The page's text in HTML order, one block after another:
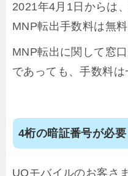
2021年4月1日からは
MNP転出手数料は無
MNP転出に関して窓
であっても、手数料は
4桁の暗証番号が必要
UQモバイルのお客さ